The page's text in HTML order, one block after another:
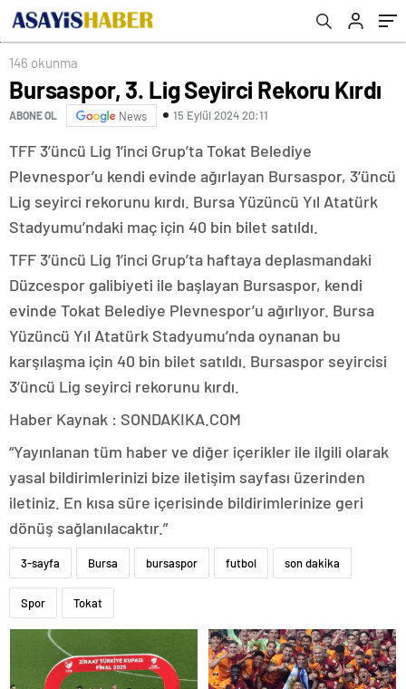
146 okunma
Bursaspor, 3. Lig Seyirci Rekoru Kırdı
ABONE OL News 15 Eylül 2024 20:11
TFF 3’üncü Lig 1’inci Grup’ta Tokat Belediye
Plevnespor’u kendi evinde ağırlayan Bursaspor, 3’üncü
Lig seyirci rekorunu kırdı. Bursa Yüzüncü Yıl Atatürk
Stadyumu’ndaki maç için 40 bin bilet satıldı.
TFF 3’üncü Lig 1’inci Grup’ta haftaya deplasmandaki
Düzcespor galibiyeti ile başlayan Bursaspor, kendi
evinde Tokat Belediye Plevnespor’u ağırlıyor. Bursa
Yüzüncü Yıl Atatürk Stadyumu’nda oynanan bu
karşılaşma için 40 bin bilet satıldı. Bursaspor seyircisi
3’üncü Lig seyirci rekorunu kırdı.
Haber Kaynak : SONDAKIKA.COM
“Yayınlanan tüm haber ve diğer içerikler ile ilgili olarak
yasal bildirimlerinizi bize iletişim sayfası üzerinden
iletiniz. En kısa süre içerisinde bildirimlerinize geri
dönüş sağlanılacaktır.”
3-sayfa Bursa bursaspor futbol son dakika
Spor Tokat